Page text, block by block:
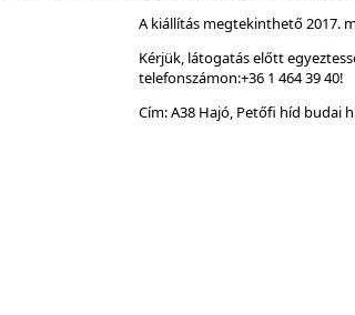
A kiállítás megtekinthető 2017.
Kérjük, látogatás előtt
telefonszámon:+36 1 464 39 40!
Cím: A38 Hajó, Petőfi híd budai